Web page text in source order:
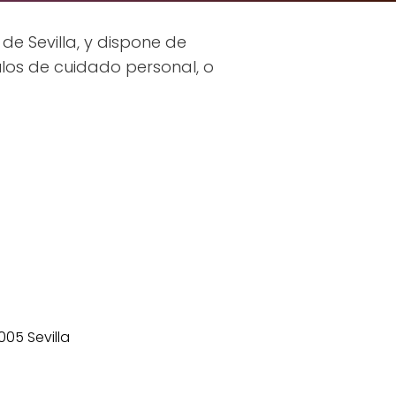
Sevilla, y dispone de
de cuidado personal, o
Sevilla